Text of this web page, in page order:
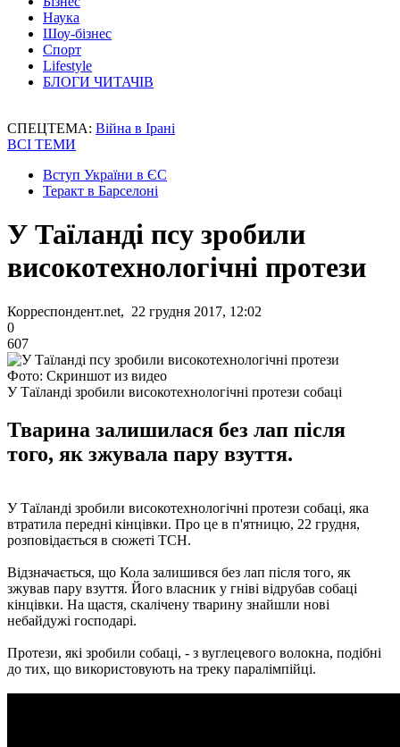
Наука
Шоу-бізнес
Спорт
Lifestyle
БЛОГИ ЧИТАЧІВ
СПЕЦТЕМА: Війна в Ірані
ВСІ ТЕМИ
Вступ України в ЄС
Теракт в Барселоні
У Таїланді псу зробили
високотехнологічні протези
Корреспондент.net, 22 грудня 2017, 12:02
0
607
Фото: Скриншот из видео
У Таїланді зробили високотехнологічні протези собаці
Тварина залишилася без лап після
того, як зжувала пару взуття.
У Таїланді зробили високотехнологічні протези собаці, яка
втратила передні кінцівки. Про це в п'ятницю, 22 грудня,
розповідається в сюжеті ТСН.
Відзначається, що Кола залишився без лап після того, як
зжував пару взуття. Його власник у гніві відрубав собаці
кінцівки. На щастя, скалічену тварину знайшли нові
небайдужі господарі.
Протези, які зробили собаці, - з вуглецевого волокна, подібні
до тих, що використовують на треку паралімпійці.